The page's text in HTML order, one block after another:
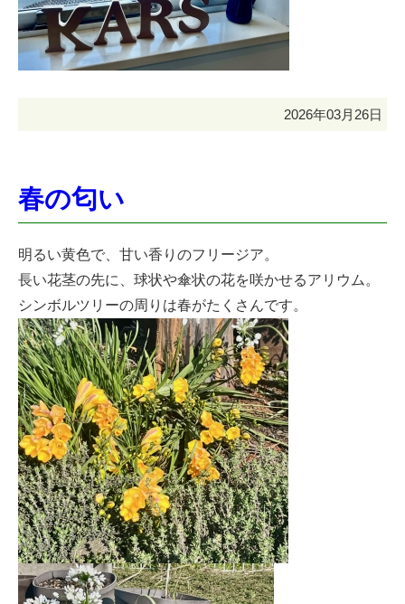
2026年03月26日
春の匂い
明るい黄色で、甘い香りのフリージア。
長い花茎の先に、球状や傘状の花を咲かせるアリウム。
シンボルツリーの周りは春がたくさんです。